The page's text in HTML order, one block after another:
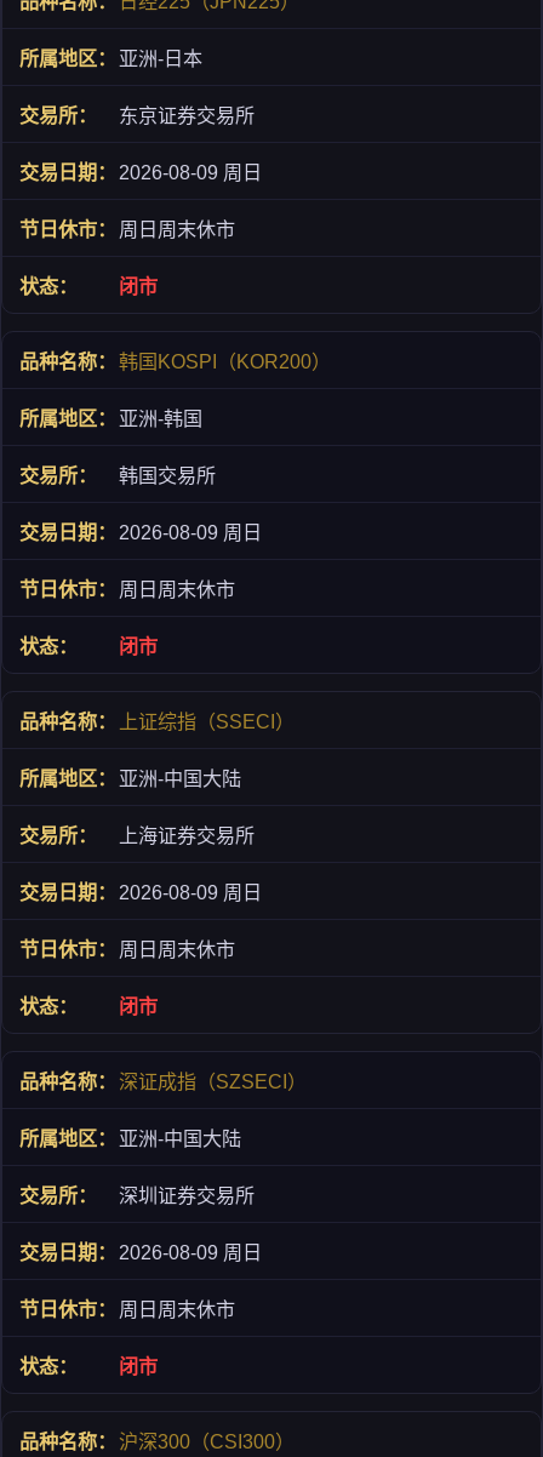
亚洲-日本
东京证券交易所
2026-08-09 周日
周日周末休市
闭市
韩国KOSPI（KOR200）
亚洲-韩国
韩国交易所
2026-08-09 周日
周日周末休市
闭市
上证综指（SSECI）
亚洲-中国大陆
上海证券交易所
2026-08-09 周日
周日周末休市
闭市
深证成指（SZSECI）
亚洲-中国大陆
深圳证券交易所
2026-08-09 周日
周日周末休市
闭市
沪深300（CSI300）